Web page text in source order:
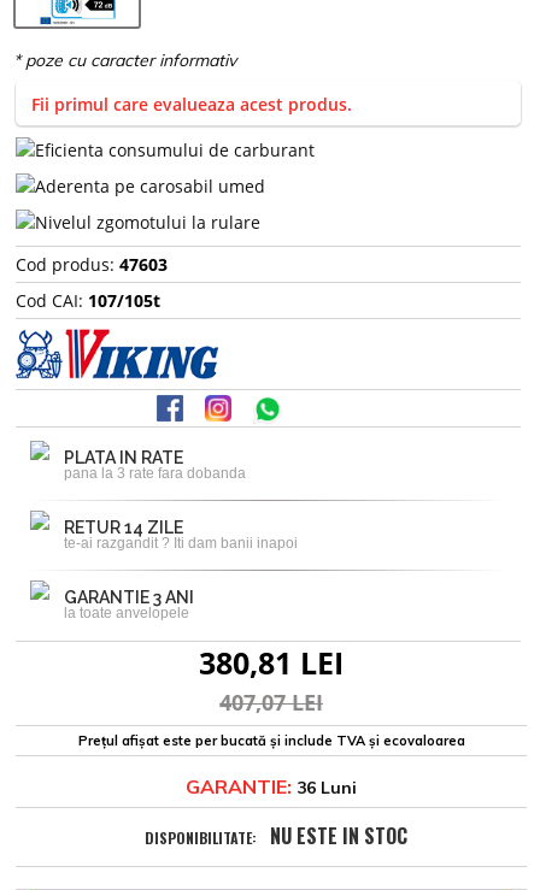
Fii primul care evalueaza acest produs.
Cod produs: 47603
Cod CAI: 107/105t
PLATA IN RATE
pana la 3 rate fara dobanda
RETUR 14 ZILE
te-ai razgandit ? Iti dam banii inapoi
GARANTIE 3 ANI
la toate anvelopele
380,81 LEI
407,07 LEI
Prețul afișat este per bucată și include TVA și ecovaloarea
GARANTIE: 36 Luni
DISPONIBILITATE: NU ESTE IN STOC